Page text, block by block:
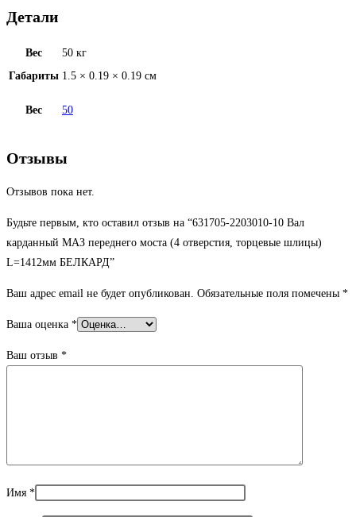
Детали
Вес
50 кг
Габариты 1.5 × 0.19 × 0.19 см
Вес 50
Отзывы
Отзывов пока нет.
Будьте первым, кто оставил отзыв на “631705-2203010-10 Вал
карданный МАЗ переднего моста (4 отверстия, торцевые шлицы)
L=1412мм БЕЛКАРД”
Ваш адрес email не будет опубликован. Обязательные поля помечены *
Ваша оценка *
Ваш отзыв *
Имя *